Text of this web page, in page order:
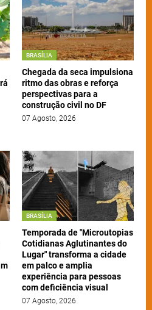
BRASÍLIA
Chegada da seca impulsiona
ritmo das obras e reforça
perspectivas para a
construção civil no DF
07 Agosto, 2026
BRASÍLIA
Temporada de "Microutopias
Cotidianas Aglutinantes do
Lugar" transforma a cidade
em palco e amplia
experiência para pessoas
com deficiência visual
07 Agosto, 2026